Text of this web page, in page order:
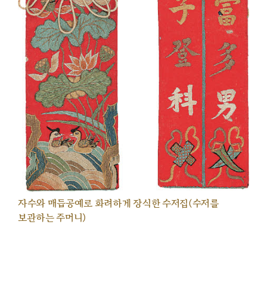
자수와 매듭공예로 화려하게 장식한 수저집(수저를
보관하는 주머니)